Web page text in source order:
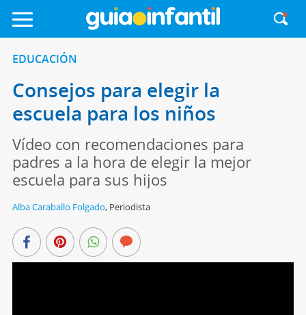
EDUCACIÓN
Consejos para elegir la
escuela para los niños
Vídeo con recomendaciones para
padres a la hora de elegir la mejor
escuela para sus hijos
Alba Caraballo Folgado, Periodista